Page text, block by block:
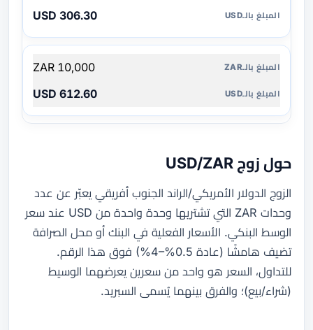
306.30 USD
10,000 ZAR
612.60 USD
حول زوج USD/ZAR
الزوج الدولار الأمريكي/الراند الجنوب أفريقي يعبّر عن عدد
وحدات ZAR التي تشتريها وحدة واحدة من USD عند سعر
الوسط البنكي. الأسعار الفعلية في البنك أو محل الصرافة
تضيف هامشًا (عادة 0.5%–4%) فوق هذا الرقم.
للتداول، السعر هو واحد من سعرين يعرضهما الوسيط
(شراء/بيع)؛ والفرق بينهما يُسمى السبريد.